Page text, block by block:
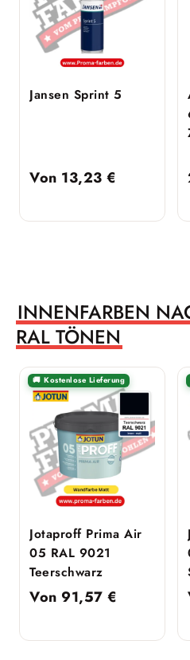
Jansen Sprint 5
Von 13,23 €
INNENFARBEN
RAL TÖNEN
🚚 Kostenlose Lieferung
Jotaproff Prima Air
05 RAL 9021
Teerschwarz
Von 91,57 €